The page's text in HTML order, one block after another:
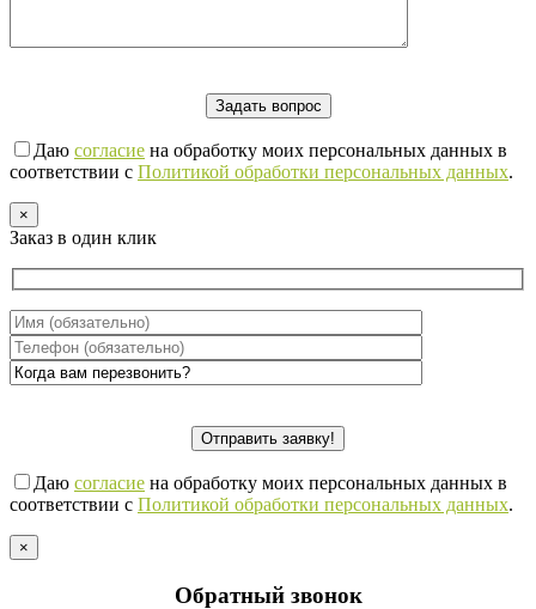
Даю согласие на обработку моих персональных данных в
соответствии с Политикой обработки персональных данных.
×
Заказ в один клик
Даю согласие на обработку моих персональных данных в
соответствии с Политикой обработки персональных данных.
×
Обратный звонок